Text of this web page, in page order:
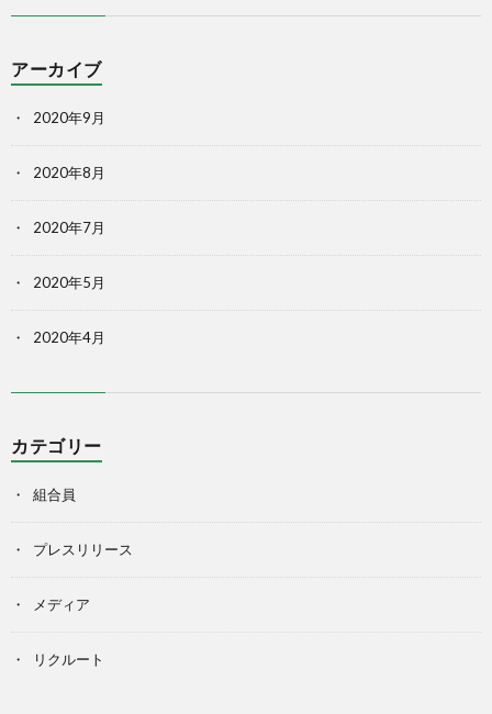
アーカイブ
2020年9月
2020年8月
2020年7月
2020年5月
2020年4月
カテゴリー
組合員
プレスリリース
メディア
リクルート